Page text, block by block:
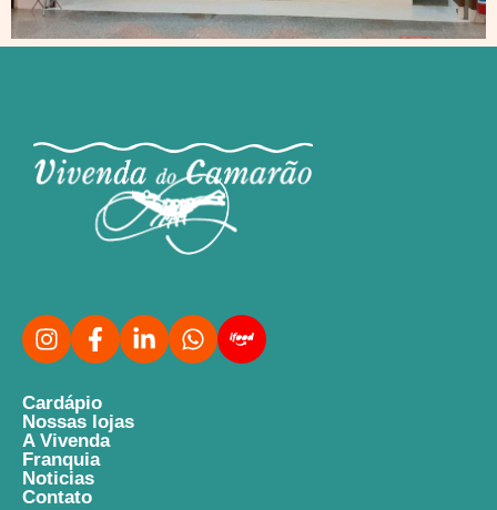
Cardápio
Nossas lojas
A Vivenda
Franquia
Noticias
Contato